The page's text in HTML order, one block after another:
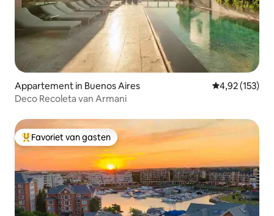
Appartement in Buenos Aires Gemiddelde
4,92 (153)
Deco Recoleta van Armani
Topfavoriet van gasten
Favoriet van gasten